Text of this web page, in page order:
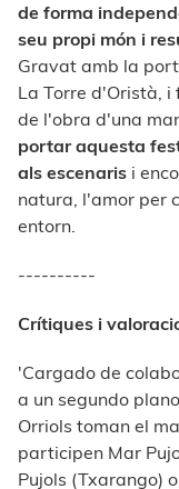
de forma
seu propi món i
Gravat amb la
La Torre d'Oristà,
de l'obra d'una
portar aquesta
als escenaris i
natura, l'amor per
entorn.
----------
Crítiques i
'Cargado de
a un segundo
Orriols toman el
participen Mar
Pujols (Txarango)